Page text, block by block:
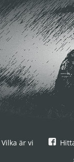
Vilka är vi